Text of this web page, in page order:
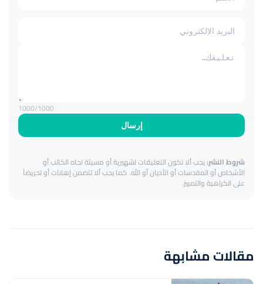
إرسال
1000/1000
شروط النشر:يجب ألا تكون التعليقات تشهيرية أو مسيئة تجاه الكاتب أو
الأشخاص أو المقدسات أو الأديان أو الله. كما يجب ألا تتضمن إهانات أو تحريضاً
على الكراهية والتمييز.
مقالات مشابهة